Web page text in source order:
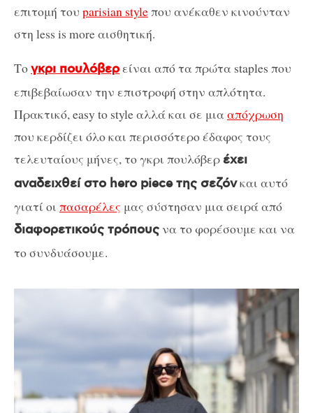
επιτομή του parisian styleπου ανέκαθεν κινούνταν
στη less is more αισθητική.
Τογκρι πουλόβερείναι από τα πρώτα staples που
επιβεβαίωσαν την επιστροφή στην απλότητα.
Πρακτικό, easy to style αλλά και σε μιααπόχρωση
που κερδίζει όλο και περισσότερο έδαφος τους
τελευταίους μήνες, το γκρι πουλόβερ έχει
αναδειχθεί στο hero piece της σεζόνκαι αυτό
γιατί οι πασαρέλες μας σύστησαν μια σειρά από
διαφορετικούς τρόπουςνα το φορέσουμε και να
το συνδυάσουμε.